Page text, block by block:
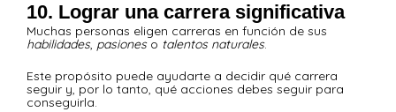
10. Lograr una carrera significativa
Muchas personas eligen carreras en función de sus
habilidades, pasioneso talentos naturales.
Este propósito puede ayudarte a decidir qué carrera
seguir y, por lo tanto, qué acciones debes seguir para
conseguirla.